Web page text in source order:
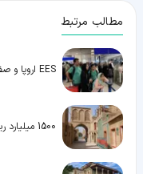
مطالب مرتبط
EES اروپا و صف‌های طولانی مرزی
1500 میلیارد ریال برای مرمت بافت تاریخی دزفول